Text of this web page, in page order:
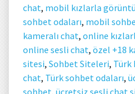
chat, mobil kızlarla
sohbet odaları, mobil
kameralı chat, online
online sesli chat, özel +18
sitesi, Sohbet Siteleri, Türk
chat, Türk sohbet odaları,
sohbet, ücretsiz sesli chat